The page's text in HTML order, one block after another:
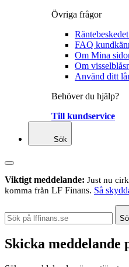
Övriga frågor
FAQ
Om Mina
Om
Använd ditt
Behöver du hjälp?
Till kundservice
Sök
Viktigt meddelande: Just nu
komma från LF Finans. Så
Skicka meddelande